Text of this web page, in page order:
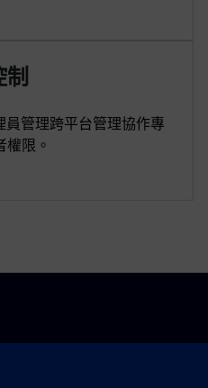
制
員管理跨平台管理協作專
權限。
用